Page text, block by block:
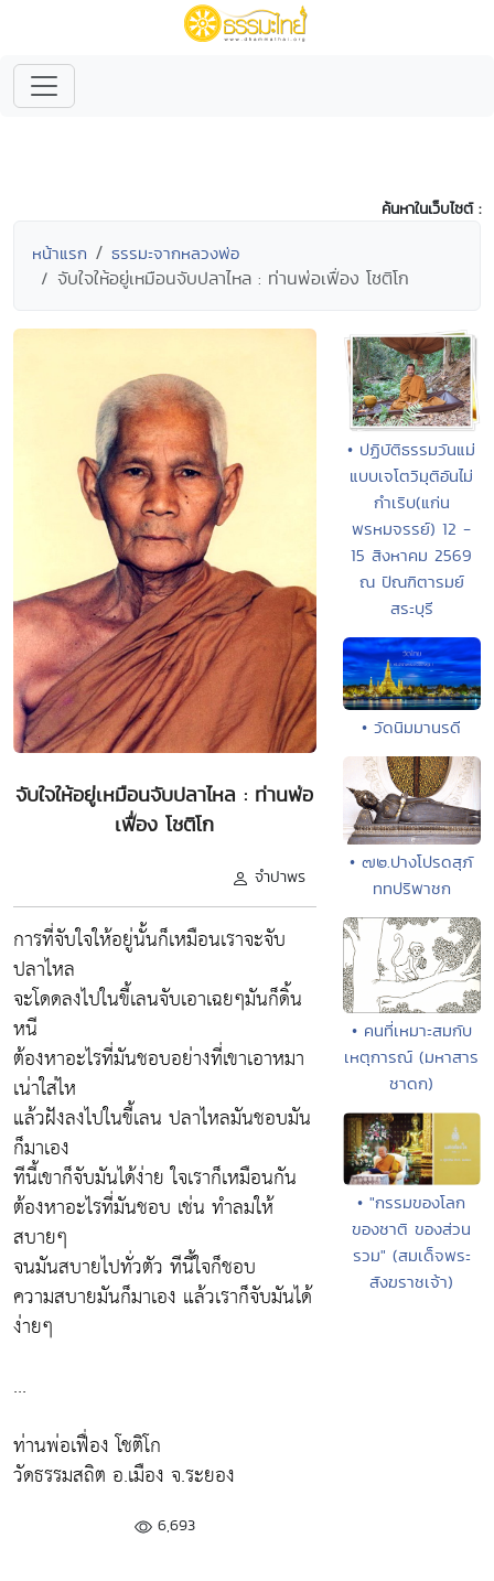
ค้นหาในเว็บไซต์ :
หน้าแรก ธรรมะจากหลวงพ่อ
จับใจให้อยู่เหมือนจับปลาไหล : ท่านพ่อเฟื่อง โชติโก
จับใจให้อยู่เหมือนจับปลาไหล : ท่านพ่อ
เฟื่อง โชติโก
จำปาพร
การที่จับใจให้อยู่นั้นก็เหมือนเราจะจับ
ปลาไหล
จะโดดลงไปในขี้เลนจับเอาเฉยๆมันก็ดิ้น
หนี
ต้องหาอะไรที่มันชอบอย่างที่เขาเอาหมา
เน่าใส่ไห
แล้วฝังลงไปในขี้เลน ปลาไหลมันชอบมัน
ก็มาเอง
ทีนี้เขาก็จับมันได้ง่าย ใจเราก็เหมือนกัน
ต้องหาอะไรที่มันชอบ เช่น ทำลมให้
สบายๆ
จนมันสบายไปทั่วตัว ทีนี้ใจก็ชอบ
ความสบายมันก็มาเอง แล้วเราก็จับมันได้
ง่ายๆ
...
ท่านพ่อเฟื่อง โชติโก
วัดธรรมสถิต อ.เมือง จ.ระยอง
6,693
• ปฏิบัติธรรมวันแม่
แบบเจโตวิมุติอันไม่
กำเริบ(แก่น
พรหมจรรย์) 12 -
15 สิงหาคม 2569
ณ ปัณฑิตารมย์
สระบุรี
• วัดนิมมานรดี
• ๗๒.ปางโปรดสุภั
ททปริพาชก
• คนที่เหมาะสมกับ
เหตุการณ์ (มหาสาร
ชาดก)
• "กรรมของโลก
ของชาติ ของส่วน
รวม" (สมเด็จพระ
สังฆราชเจ้า)